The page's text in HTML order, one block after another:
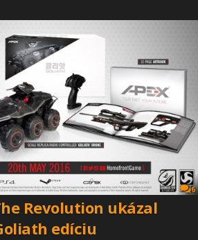
6
Revolution ukázal
edíciu